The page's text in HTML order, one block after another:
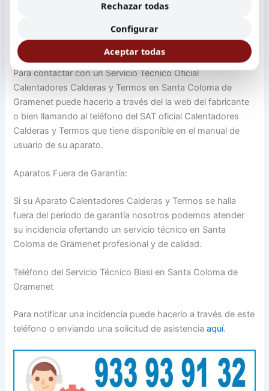
¿Cómo contactar con un Servicio Técnico Biasi en Santa
Aparatos en Garantía:
Para contactar con un Servicio Técnico Oficial
Calentadores Calderas y Termos en Santa Coloma de
Gramenet puede hacerlo a través del la web del fabricante
o bien llamando al teléfono del SAT oficial Calentadores
Calderas y Termos que tiene disponible en el manual de
usuario de su aparato.
Aparatos Fuera de Garantía:
Si su Aparato Calentadores Calderas y Termos se halla
fuera del periodo de garantía nosotros podemos atender
su incidencia ofertando un servicio técnico en Santa
Coloma de Gramenet profesional y de calidad.
Teléfono del Servicio Técnico Biasi en Santa Coloma de
Gramenet
Para notificar una incidencia puede hacerlo a través de este
teléfono o enviando una solicitud de asistenciaaquí.
Rechazar todas
Configurar
Aceptar todas